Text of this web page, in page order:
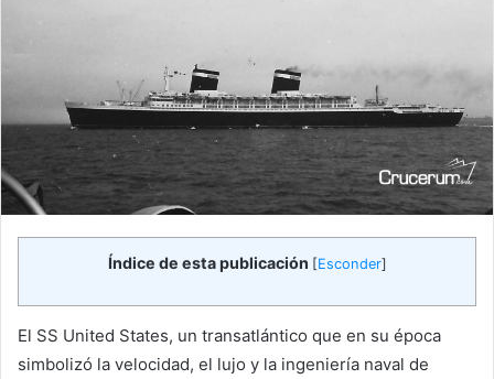
Índice de esta publicación [Esconder]
El SS United States, un transatlántico que en su época
simbolizó la velocidad, el lujo y la ingeniería naval de